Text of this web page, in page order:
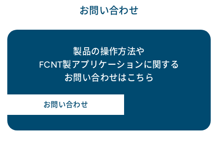
お問い合わせ
製品の操作方法や
FCNT製アプリケーションに関する
お問い合わせはこちら
お問い合わせ